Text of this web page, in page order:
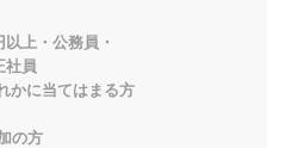
上・公務員・
はまる方
の方